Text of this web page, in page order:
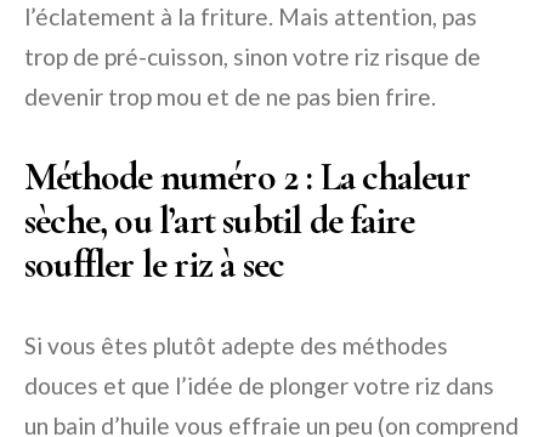
l’éclatement à la friture. Mais attention, pas
trop de pré-cuisson, sinon votre riz risque de
devenir trop mou et de ne pas bien frire.
Méthode numéro 2 : La chaleur
sèche, ou l’art subtil de faire
souffler le riz à sec
Si vous êtes plutôt adepte des méthodes
douces et que l’idée de plonger votre riz dans
un bain d’huile vous effraie un peu (on comprend